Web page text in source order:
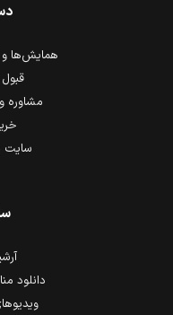
همایش‌ها و
مشاوره
سایت
دانلود